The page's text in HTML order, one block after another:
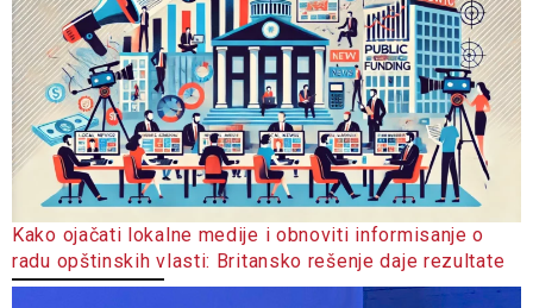
Kako ojačati lokalne medije i obnoviti informisanje o
radu opštinskih vlasti: Britansko rešenje daje rezultate